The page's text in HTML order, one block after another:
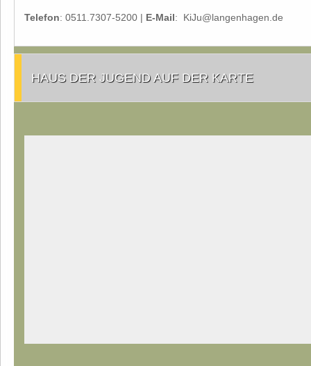
Telefon: 0511.7307-5200 | E-Mail: KiJu@langenhagen.de
HAUS DER JUGEND AUF DER KARTE